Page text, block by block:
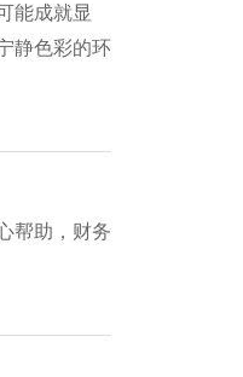
能成就显
静色彩的环
帮助，财务